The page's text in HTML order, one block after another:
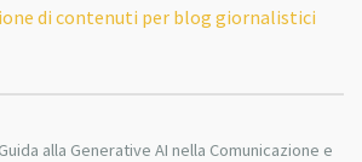
di contenuti per blog giornalistici
alla Generative AI nella Comunicazione e